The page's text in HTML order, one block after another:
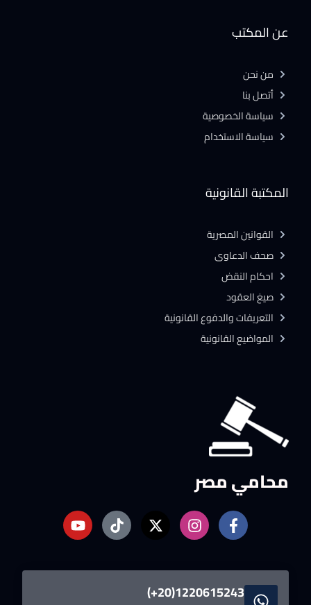
محامي مصر
1220615243(20+)
المكتبة القانونية
القوانين المصرية
صحف الدعاوى
احكام النقض
صيغ العقود
التعريفات والدفوع القانونية
المواضيع القانونية
عن المكتب
من نحن
أتصل بنا
سياسة الخصوصية
سياسة الاستخدام